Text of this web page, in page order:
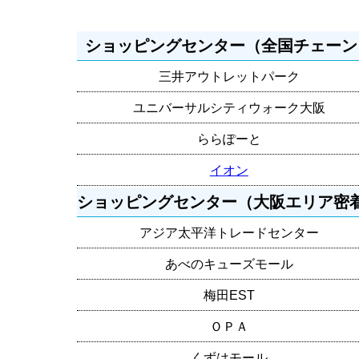
ショッピングセンター（全国チェー
三井アウトレットパーク
ユニバーサルシティウォーク大阪
ららぽーと
イオン
ショッピングセンター（大阪エリア密
アジア太平洋トレードセンター
あべのキューズモール
梅田EST
ＯＰＡ